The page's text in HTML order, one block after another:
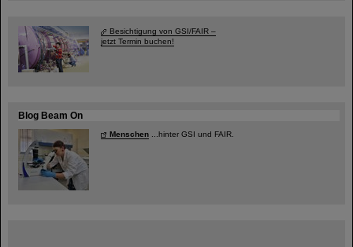
Besichtigung von GSI/FAIR –
jetzt Termin buchen!
Blog Beam On
Menschen ...hinter GSI und FAIR.